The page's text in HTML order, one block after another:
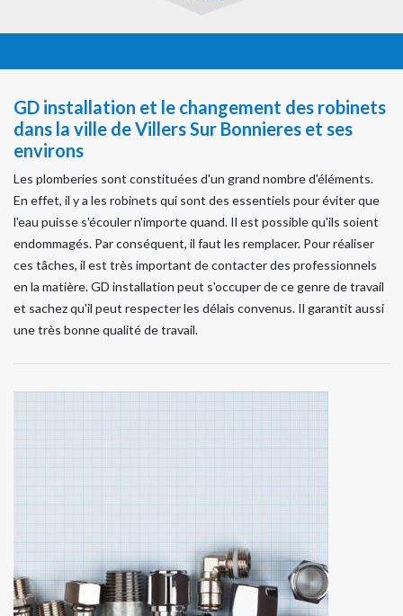
GD installation et le changement des robinets
dans la ville de Villers Sur Bonnieres et ses
environs
Les plomberies sont constituées d'un grand nombre d'éléments.
En effet, il y a les robinets qui sont des essentiels pour éviter que
l'eau puisse s'écouler n'importe quand. Il est possible qu'ils soient
endommagés. Par conséquent, il faut les remplacer. Pour réaliser
ces tâches, il est très important de contacter des professionnels
en la matière. GD installation peut s'occuper de ce genre de travail
et sachez qu'il peut respecter les délais convenus. Il garantit aussi
une très bonne qualité de travail.